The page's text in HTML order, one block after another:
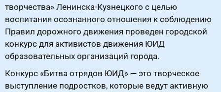
творчества» Ленинска-Кузнецкого с целью
воспитания осознанного отношения к соблюдению
Правил дорожного движения проведен городской
конкурс для активистов движения ЮИД
образовательных организаций города.
Конкурс «Битва отрядов ЮИД» — это творческое
выступление подростков, которые ведут активную